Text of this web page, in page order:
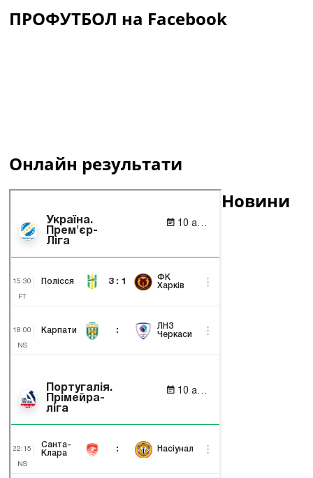
ПРОФУТБОЛ на Facebook
Онлайн результати
Новини